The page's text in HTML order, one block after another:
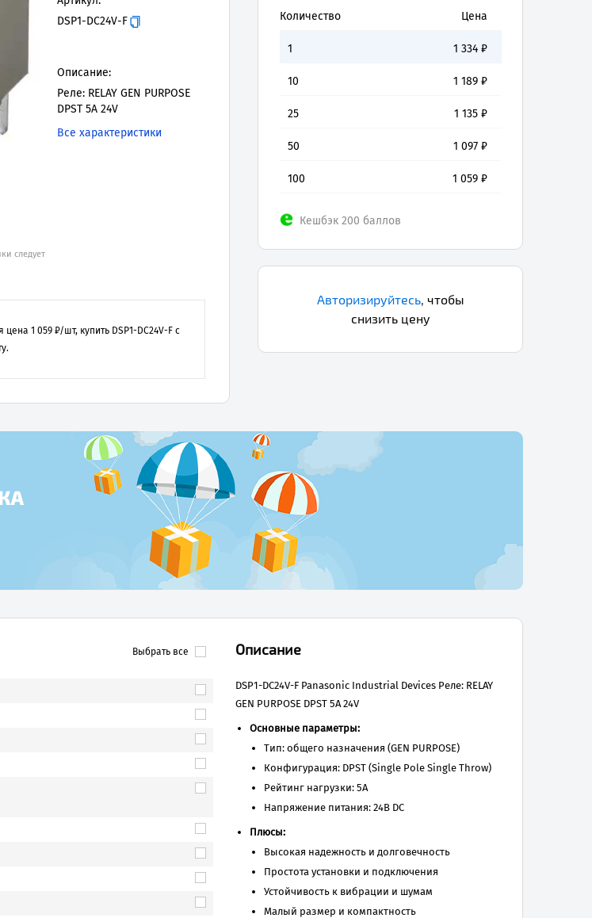
следует
DSP1-DC24V-F
Описание:
Реле: RELAY GEN PURPOSE
DPST 5A 24V
Все характеристики
цена 1 059 ₽/шт, купить DSP1-DC24V-F с
Количество Цена
1 1 334 ₽
10 1 189 ₽
25 1 135 ₽
50 1 097 ₽
100 1 059 ₽
Кешбэк 200 баллов
Авторизируйтесь, чтобы
снизить цену
Выбрать все Описание
DSP1-DC24V-F Panasonic Industrial Devices Реле: RELAY
GEN PURPOSE DPST 5A 24V
Основные параметры:
Тип: общего назначения (GEN PURPOSE)
Конфигурация: DPST (Single Pole Single Throw)
Рейтинг нагрузки: 5А
Напряжение питания: 24В DC
Плюсы:
Высокая надежность и долговечность
Простота установки и подключения
Устойчивость к вибрации и шумам
Малый размер и компактность